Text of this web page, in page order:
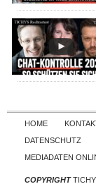
HOME
DATENSCHUTZ
MEDIADATEN
COPYRIGHT